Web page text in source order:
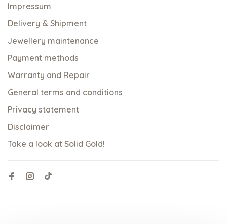
Impressum
Delivery & Shipment
Jewellery maintenance
Payment methods
Warranty and Repair
General terms and conditions
Privacy statement
Disclaimer
Take a look at Solid Gold!